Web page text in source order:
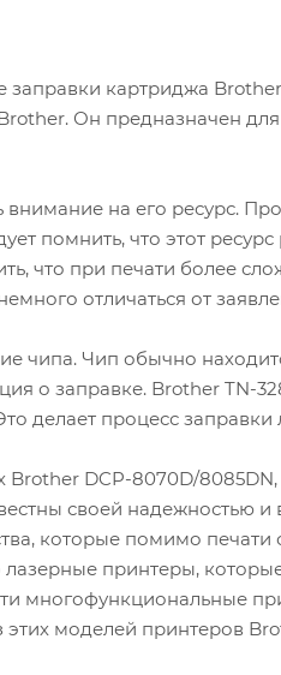
картриджа
Он предназначен
на его ресурс.
помнить, что этот
что при печати более
отличаться от
чипа. Чип обычно
о заправке. Brother TN-
делает процесс
DCP-8070D/
своей надежностью
которые помимо
принтеры,
многофункциональные
этих моделей принтеров